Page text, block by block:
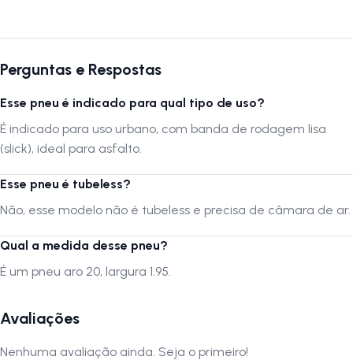
ou transporte incorreto. Verifique sempre as dimensões e
compatibilidade antes da compra.
Siga-nos no Instagram:@lojanapista
Assista no YouTube:LojanaPista
Perguntas e Respostas
Esse pneu é indicado para qual tipo de uso?
É indicado para uso urbano, com banda de rodagem lisa
(slick), ideal para asfalto.
Esse pneu é tubeless?
Não, esse modelo não é tubeless e precisa de câmara de ar.
Qual a medida desse pneu?
É um pneu aro 20, largura 1.95.
Avaliações
Nenhuma avaliação ainda. Seja o primeiro!